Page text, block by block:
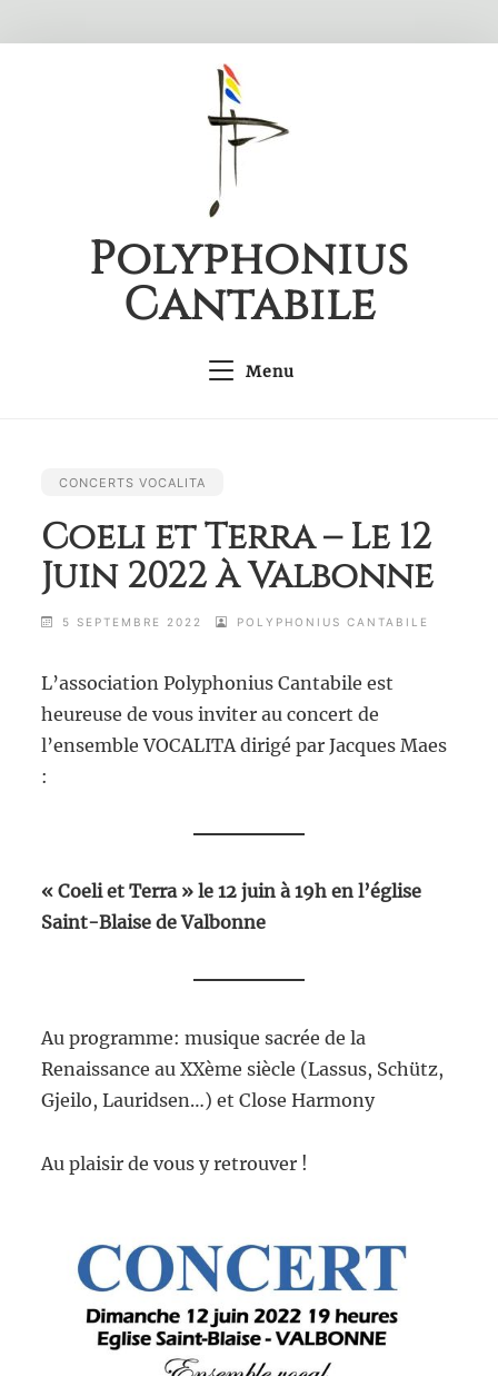
Polyphonius
Cantabile
Menu
CONCERTS VOCALITA
Coeli et Terra – Le 12
Juin 2022 à Valbonne
5 SEPTEMBRE 2022 POLYPHONIUS CANTABILE
L’association Polyphonius Cantabile est
heureuse de vous inviter au concert de
l’ensemble VOCALITA dirigé par Jacques Maes
:
« Coeli et Terra » le 12 juin à 19h en l’église
Saint-Blaise de Valbonne
Au programme: musique sacrée de la
Renaissance au XXème siècle (Lassus, Schütz,
Gjeilo, Lauridsen…) et Close Harmony
Au plaisir de vous y retrouver !